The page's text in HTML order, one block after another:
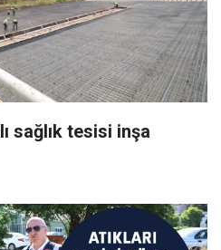
sağlık tesisi inşa